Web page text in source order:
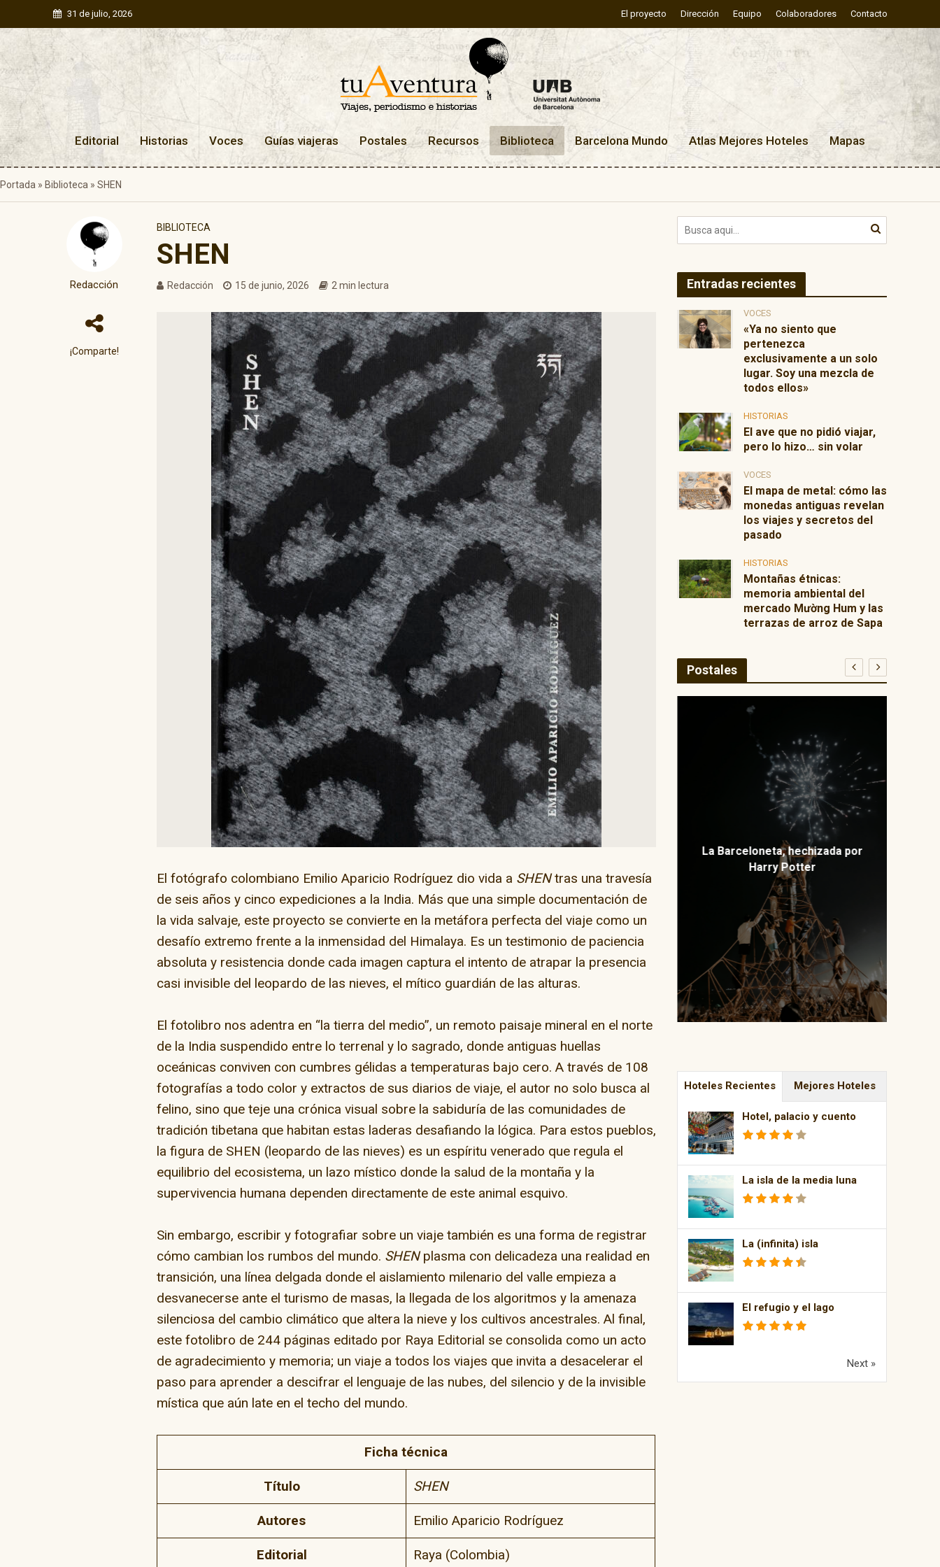
31 de julio, 2026 El proyecto Dirección Equipo Colaboradores Contacto
Editorial Historias Voces Guías viajeras Postales Recursos Biblioteca Barcelona Mundo Atlas Mejores Hoteles Mapas
Portada » Biblioteca » SHEN
Redacción
¡Comparte!
BIBLIOTECA
SHEN
Redacción 15 de junio, 2026 2 min lectura
El fotógrafo colombiano Emilio Aparicio Rodríguez dio vida a SHENtras una travesía
de seis años y cinco expediciones a la India. Más que una simple documentación de
la vida salvaje, este proyecto se convierte en la metáfora perfecta del viaje como un
desafío extremo frente a la inmensidad del Himalaya. Es un testimonio de paciencia
absoluta y resistencia donde cada imagen captura el intento de atrapar la presencia
casi invisible del leopardo de las nieves, el mítico guardián de las alturas.
El fotolibro nos adentra en “la tierra del medio”, un remoto paisaje mineral en el norte
de la India suspendido entre lo terrenal y lo sagrado, donde antiguas huellas
oceánicas conviven con cumbres gélidas a temperaturas bajo cero. A través de 108
fotografías a todo color y extractos de sus diarios de viaje, el autor no solo busca al
felino, sino que teje una crónica visual sobre la sabiduría de las comunidades de
tradición tibetana que habitan estas laderas desafiando la lógica. Para estos pueblos,
la figura de SHEN (leopardo de las nieves) es un espíritu venerado que regula el
equilibrio del ecosistema, un lazo místico donde la salud de la montaña y la
supervivencia humana dependen directamente de este animal esquivo.
Sin embargo, escribir y fotografiar sobre un viaje también es una forma de registrar
cómo cambian los rumbos del mundo. SHENplasma con delicadeza una realidad en
transición, una línea delgada donde el aislamiento milenario del valle empieza a
desvanecerse ante el turismo de masas, la llegada de los algoritmos y la amenaza
silenciosa del cambio climático que altera la nieve y los cultivos ancestrales. Al final,
este fotolibro de 244 páginas editado por Raya Editorial se consolida como un acto
de agradecimiento y memoria; un viaje a todos los viajes que invita a desacelerar el
paso para aprender a descifrar el lenguaje de las nubes, del silencio y de la invisible
mística que aún late en el techo del mundo.
Ficha técnica
Título SHEN
Autores Emilio Aparicio Rodríguez
Editorial Raya (Colombia)
Entradas recientes
VOCES
«Ya no siento que
pertenezca
exclusivamente a un solo
lugar. Soy una mezcla de
todos ellos»
HISTORIAS
El ave que no pidió viajar,
pero lo hizo… sin volar
VOCES
El mapa de metal: cómo las
monedas antiguas revelan
los viajes y secretos del
pasado
HISTORIAS
Montañas étnicas:
memoria ambiental del
mercado Mường Hum y las
terrazas de arroz de Sapa
Postales
“Go Skate Day” en la capital del
skate
El camino de Dios
La Barceloneta, hechizada por
Harry Potter
Hoteles Recientes Mejores Hoteles
Hotel, palacio y cuento
La isla de la media luna
La (infinita) isla
El refugio y el lago
Next »